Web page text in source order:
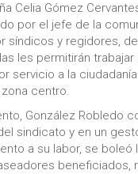
Celia Gómez
por el jefe de la
síndicos y regidores,
les permitirán
servicio a la
centro.
González Robledo
sindicato y en un
a su labor, se boleó
beneficiados,